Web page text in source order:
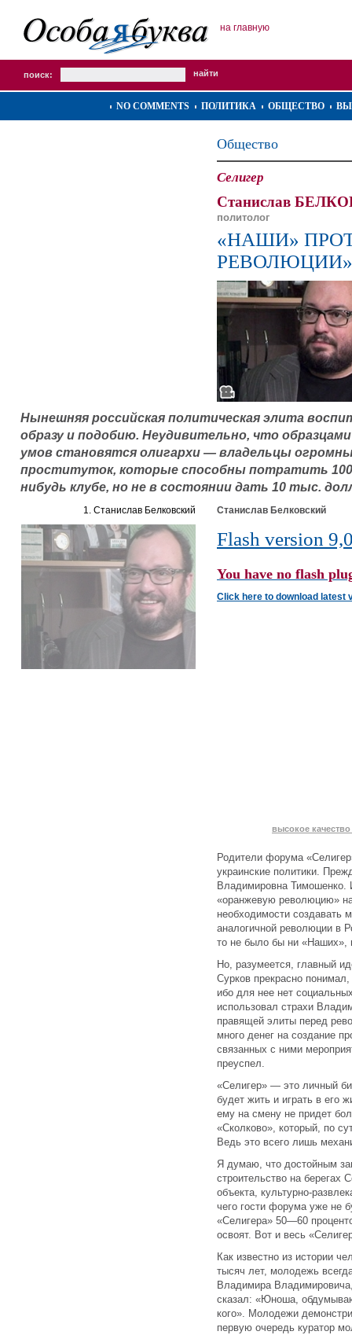
на главную
поиск:
NO COMMENTS ПОЛИТИКА ОБЩЕСТВО
Общество
Селигер
Станислав
политолог
«НАШИ»
РЕВОЛЮЦИИ»
Нынешняя российская политическая элита
образу и подобию. Неудивительно, что
умов становятся олигархи — владельцы
проституток, которые способны потратить 100
нибудь клубе, но не в состоянии дать 10 тыс.
1. Станислав Белковский Станислав Белковский
Flash version
You have no flash
Click here to download latest
высокое
Родители форума
украинские политики.
Владимировна Тимошенко.
«оранжевую революцию»
необходимости создавать
аналогичной революции в
то не было бы ни «Наших»,
Но, разумеется, главный
Сурков прекрасно
ибо для нее нет
использовал страхи
правящей элиты перед
много денег на создание
связанных с ними
преуспел.
«Селигер» — это личный
будет жить и играть в его
ему на смену не придет
«Сколково», который, по
Ведь это всего лишь
Я думаю, что достойным
строительство на берегах
объекта, культурно-
чего гости форума уже не
«Селигера» 50—60
освоят. Вот и весь
Как известно из истории
тысяч лет, молодежь
Владимира
сказал: «Юноша,
кого». Молодежи
первую очередь куратор